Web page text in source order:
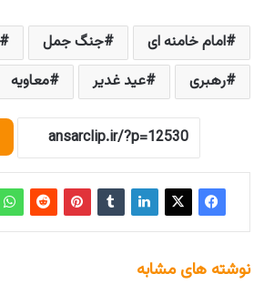
امام خامنه ای جنگ جمل
رهبری
عید غدیر معاویه
نوشته های مشابه